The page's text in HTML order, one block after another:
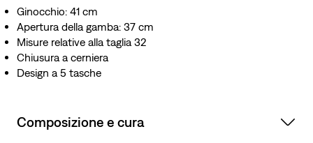
Ginocchio: 41 cm
Apertura della gamba: 37 cm
Misure relative alla taglia 32
Chiusura a cerniera
Design a 5 tasche
Composizione e cura